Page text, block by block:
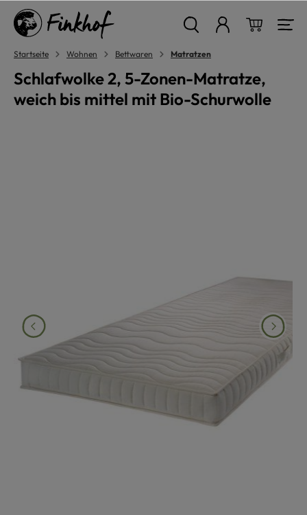
springen
Startseite Wohnen Bettwaren Matratzen
Schlafwolke 2, 5-Zonen-Matratze,
weich bis mittel mit Bio-Schurwolle